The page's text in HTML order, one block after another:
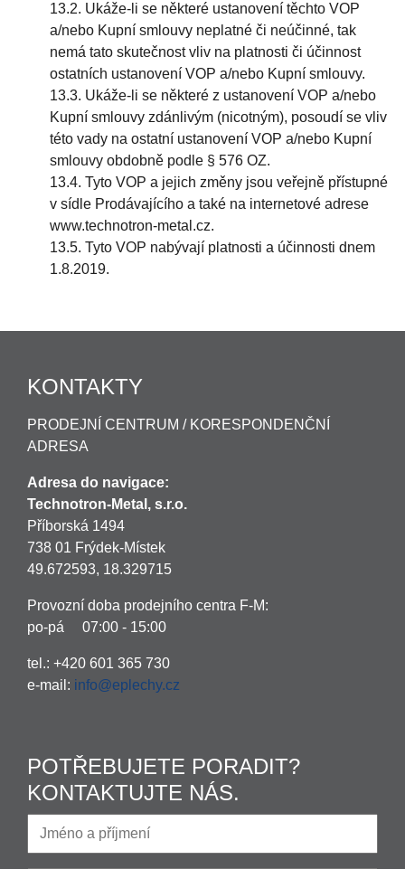
13.2. Ukáže-li se některé ustanovení těchto VOP
a/nebo Kupní smlouvy neplatné či neúčinné, tak
nemá tato skutečnost vliv na platnosti či účinnost
ostatních ustanovení VOP a/nebo Kupní smlouvy.
13.3. Ukáže-li se některé z ustanovení VOP a/nebo
Kupní smlouvy zdánlivým (nicotným), posoudí se vliv
této vady na ostatní ustanovení VOP a/nebo Kupní
smlouvy obdobně podle § 576 OZ.
13.4. Tyto VOP a jejich změny jsou veřejně přístupné
v sídle Prodávajícího a také na internetové adrese
www.technotron-metal.cz.
13.5. Tyto VOP nabývají platnosti a účinnosti dnem
1.8.2019.
KONTAKTY
PRODEJNÍ CENTRUM / KORESPONDENČNÍ
ADRESA
Adresa do navigace:
Technotron-Metal, s.r.o.
Příborská 1494
738 01 Frýdek-Místek
49.672593, 18.329715
Provozní doba prodejního centra F-M:
po-pá 07:00 - 15:00
tel.: +420 601 365 730
e-mail: info@eplechy.cz
POTŘEBUJETE PORADIT?
KONTAKTUJTE NÁS.